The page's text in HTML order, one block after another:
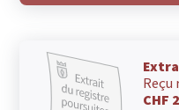
Reçu
CHF